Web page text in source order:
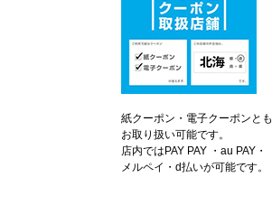
紙クーポン・電子クーポンとも
お取り扱い可能です。
店内ではPAY PAY ・au PAY・
メルペイ・d払いが可能です。